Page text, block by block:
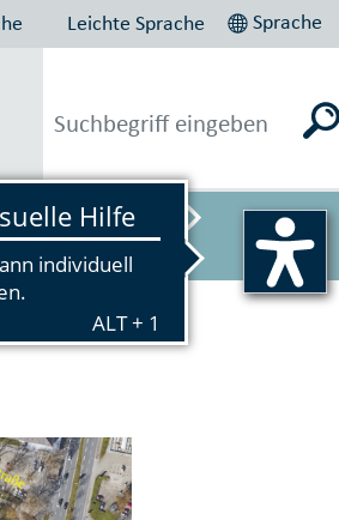
Leichte Sprache Sprache
ab